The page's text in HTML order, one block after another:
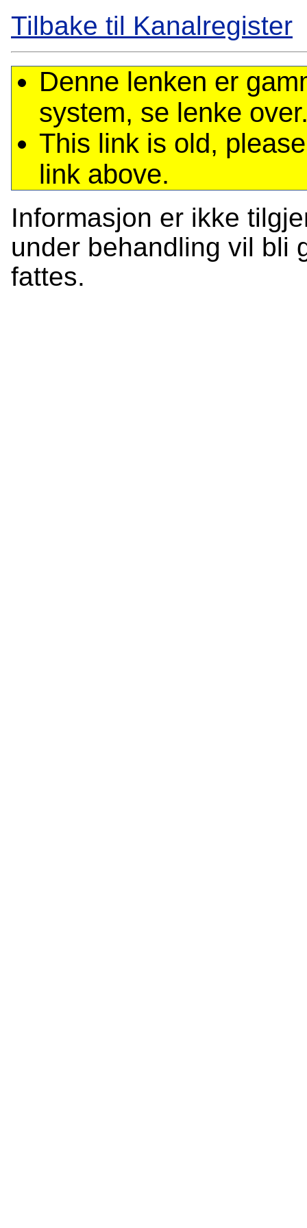
Tilbake til Kanalregister
Denne lenken er
system, se lenke
This link is old,
link above.
Informasjon er ikke
under behandling vil bli
fattes.